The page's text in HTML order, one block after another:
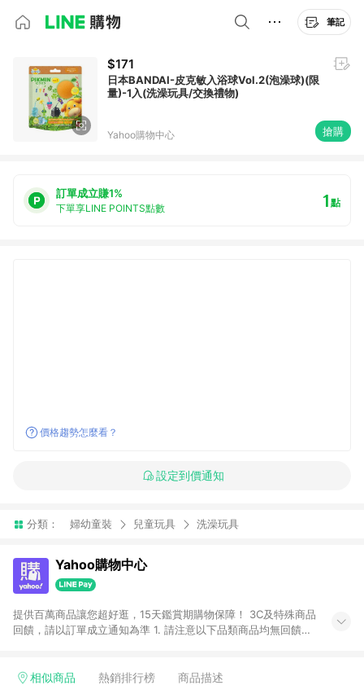
筆記
$171
日本BANDAI-皮克敏入浴球Vol.2(泡澡球)(限
量)-1入(洗澡玩具/交換禮物)
Yahoo購物中心 搶購
訂單成立賺1%
下單享LINE POINTS點數 1點
價格趨勢怎麼看？
設定到價通知
分類： 婦幼童裝 兒童玩具 洗澡玩具
Yahoo購物中心
提供百萬商品讓您超好逛，15天鑑賞期購物保障！ 3C及特殊商品
回饋，請以訂單成立通知為準 1. 請注意以下品類商品均無回饋：
電玩/遊戲/相機/單眼/鏡頭/拍立得 [2024/6/1起適用] -內接硬
相似商品 熱銷排行榜 商品描述